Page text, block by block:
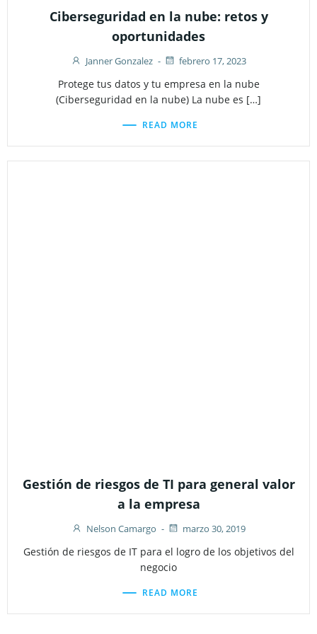
Ciberseguridad en la nube: retos y
oportunidades
Janner Gonzalez - febrero 17, 2023
Protege tus datos y tu empresa en la nube
(Ciberseguridad en la nube) La nube es […]
READ MORE
Gestión de riesgos de TI para general valor
a la empresa
Nelson Camargo - marzo 30, 2019
Gestión de riesgos de IT para el logro de los objetivos del
negocio
READ MORE